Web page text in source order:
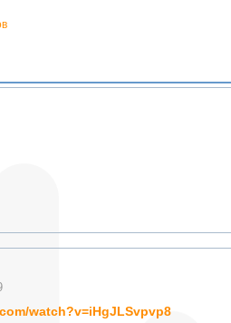
watch?v=iHgJLSvpvp8